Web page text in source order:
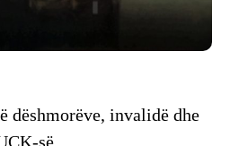
dëshmorëve, invalidë dhe
së,